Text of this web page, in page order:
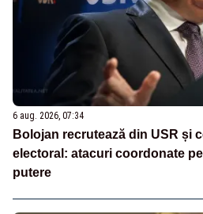
6 aug. 2026, 07:34
Bolojan recrutează din USR și
electoral: atacuri coordonate
putere